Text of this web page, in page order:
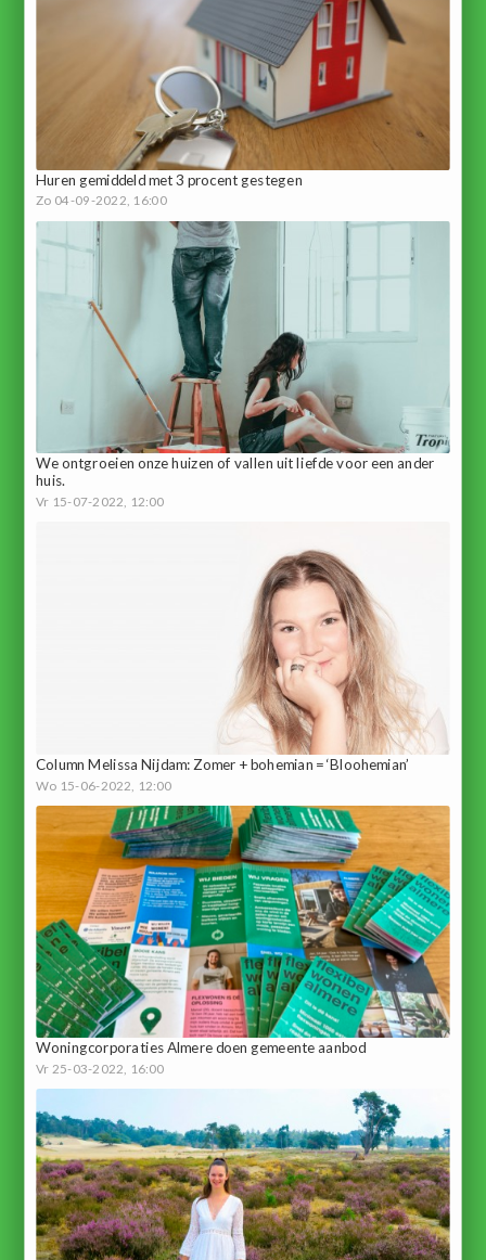
Huren gemiddeld met 3 procent gestegen
Zo 04-09-2022, 16:00
We ontgroeien onze huizen of vallen uit liefde voor een ander
huis.
Vr 15-07-2022, 12:00
Column Melissa Nijdam: Zomer + bohemian = ‘Bloohemian’
Wo 15-06-2022, 12:00
Woningcorporaties Almere doen gemeente aanbod
Vr 25-03-2022, 16:00